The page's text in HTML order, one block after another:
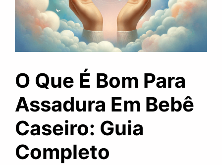
O Que É Bom Para
Assadura Em Bebê
Caseiro: Guia
Completo